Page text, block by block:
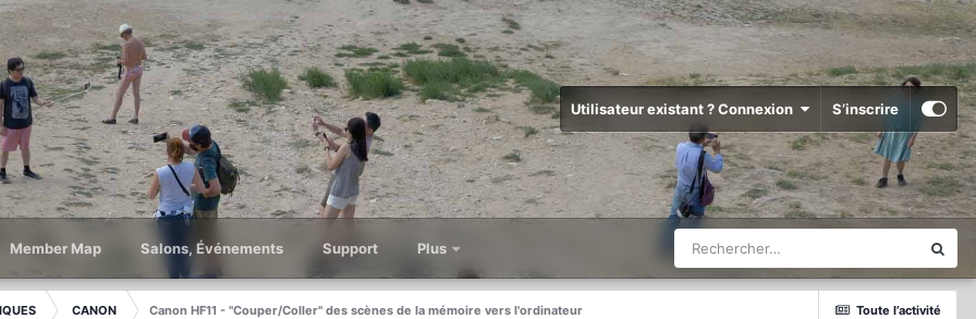
Utilisateur existant ? Connexion S’inscrire
Member Map Salons, Événements Support Plus
Toute l’activité
CANON Canon HF11 - "Couper/Coller" des scènes de la mémoire vers l'ordinateur